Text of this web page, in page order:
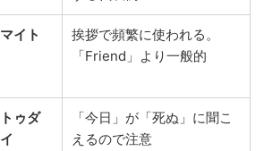
マイト
挨拶で頻繁に使われる。
「Friend」より一般的
トゥダ
イ
「今日」が「死ぬ」に聞こ
えるので注意